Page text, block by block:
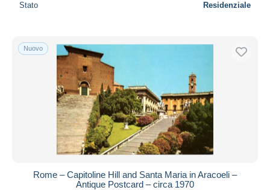
Stato Residenziale
Nuovo
Rome – Capitoline Hill and Santa Maria in Aracoeli –
Antique Postcard – circa 1970